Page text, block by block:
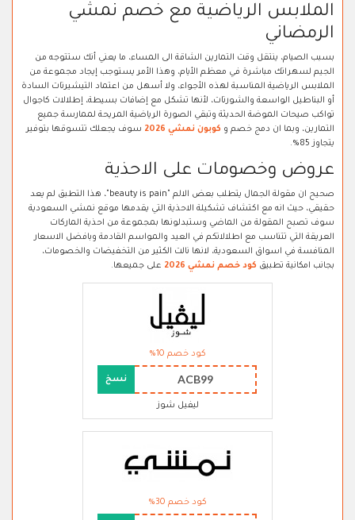
الملابس الرياضية مع خصم نمشي
الرمضاني
بسبب الصيام، ينتقل وقت التمارين الشاقة الى المساء، ما يعني أنك ستتوجه من
الجيم لسهراتك مباشرة في معظم الأيام، وهذا الأمر يستوجب إيجاد مجموعة من
الملابس الرياضية المناسبة لهذه الأجواء، ولا أسهل من اعتماد التيشيرتات السادة
أو البناطيل الواسعة والشورتات، لأنها تشكل مع إضافات بسيطة، إطلالات كاجوال
تواكب صيحات الموضة الحديثة وتبقي الصورة الرياضية المريحة لممارسة جميع
التمارين، وبما ان دمج خصم و كوبون نمشي 2026
سوف يجعلك تتسوقها بتوفير
يتجاوز 85%.
عروض وخصومات على الاحذية
صحيح ان مقولة الجمال يتطلب بعض الالم "beauty is pain"، هذا التطبق لم يعد
حقيقي، حيث انه مع اكتشاف تشكيلة الاحذية التي يقدمها موقع نمشي السعودية
سوف تصبح المقولة من الماضي وستبدلونها بمجموعة من احذية الماركات
العريقة التي تتناسب مع اطلالاتكم في العيد والمواسم القادمة وبافضل الاسعار
المنافسة في اسواق السعودية، لانها نالت الكثير من التخفيضات والخصومات،
بجانب امكانية تطبيق كود خصم نمشي 2026 على جميعها.
كود خصم 10%
ACB99 نسخ
ليفيل شوز
كود خصم 30%